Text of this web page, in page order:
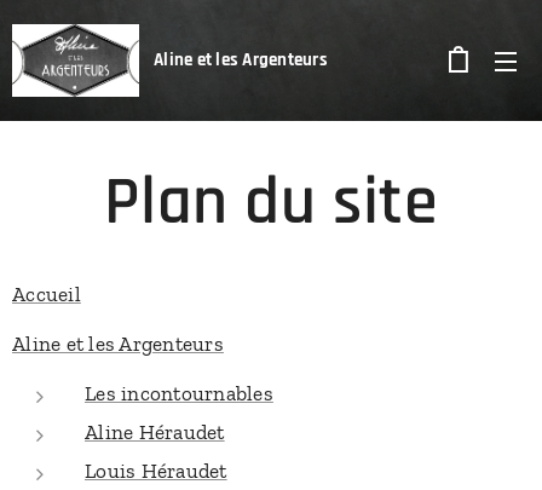
Aline et les Argenteurs
Plan du site
Accueil
Aline et les Argenteurs
Les incontournables
Aline Héraudet
Louis Héraudet